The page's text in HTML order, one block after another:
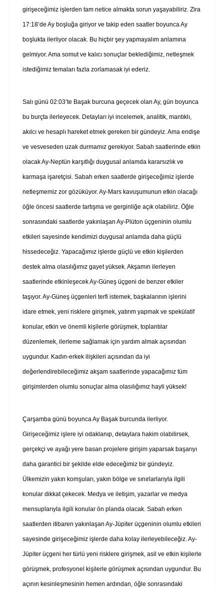
girişeceğimiz işlerden tam netice almakta sorun yaşayabiliriz. Zira
17:18’de Ay boşluğa giriyor ve takip eden saatler boyunca Ay
boşlukta ilerliyor olacak. Bu hiçbir şey yapmayalım anlamına
gelmiyor. Ama somut ve kalıcı sonuçlar beklediğimiz, netleşmek
istediğimiz temaları fazla zorlamasak iyi ederiz.
Salı günü 02:03’te Başak burcuna geçecek olan Ay, gün boyunca
bu burçta ilerleyecek. Detayları iyi incelemek, analitik, mantıklı,
akılcı ve hesaplı hareket etmek gereken bir gündeyiz. Ama endişe
ve vesveseden uzak durmamız gerekiyor. Sabah saatlerinde etkin
olacak Ay-Neptün karşıtlığı duygusal anlamda kararsızlık ve
karmaşa işaretçisi. Sabah erken saatlerde girişeceğimiz işlerde
netleşmemiz zor gözüküyor. Ay-Mars kavuşumunun etkin olacağı
öğle öncesi saatlerde tartışma ve gerginliğe açık olabiliriz. Öğle
sonrasındaki saatlerde yakınlaşan Ay-Plüton üçgeninin olumlu
etkileri sayesinde kendimizi duygusal anlamda daha güçlü
hissedeceğiz. Yapacağımız işlerde güçlü ve etkin kişilerden
destek alma olasılığımız gayet yüksek. Akşamın ilerleyen
saatlerinde etkinleşecek Ay-Güneş üçgeni de benzer etkiler
taşıyor. Ay-Güneş üçgenleri terfi istemek, başkalarının işlerini
idare etmek, yeni risklere girişmek, yatırım yapmak ve spekülatif
konular, etkin ve önemli kişilerle görüşmek, toplantılar
düzenlemek, ilerleme sağlamak için yardım almak açısından
uygundur. Kadın-erkek ilişkileri açısından da iyi
değerlendirebileceğimiz akşam saatlerinde yapacağımız tüm
girişimlerden olumlu sonuçlar alma olasılığımız hayli yüksek!
Çarşamba günü boyunca Ay Başak burcunda ilerliyor.
Girişeceğimiz işlere iyi odaklanıp, detaylara hakim olabilirsek,
gerçekçi ve ayağı yere basan projelere girişim yaparsak başarıyı
daha garantici bir şekilde elde edeceğimiz bir gündeyiz.
Ülkemizin yakın komşuları, yakın bölge ve sınırlarlarıyla ilgili
konular dikkat çekecek. Medya ve iletişim, yazarlar ve medya
mensuplarıyla ilgili konular ön planda olacak. Sabah erken
saatlerden itibaren yakınlaşan Ay-Jüpiter üçgeninin olumlu etkileri
sayesinde girişeceğimiz işlerde daha kolay ilerleyebileceğiz. Ay-
Jüpiter üçgeni her türlü yeni risklere girişmek, asil ve etkin kişilerle
görüşmek, profesyonel kişilerle görüşmek açısından uygundur. Bu
açının kesinleşmesinin hemen ardından, öğle sonrasındaki